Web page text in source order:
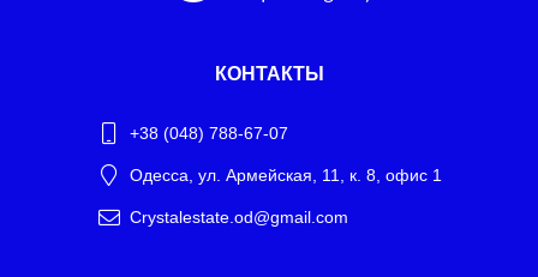
КОНТАКТЫ
+38 (048) 788-67-07
Одесса, ул. Армейская, 11, к. 8, офис 1
Crystalestate.od@gmail.com